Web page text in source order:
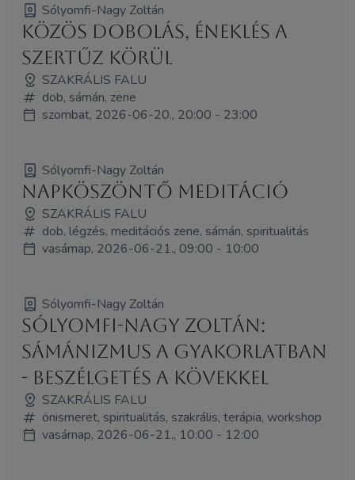
Sólyomfi-Nagy Zoltán
Közös dobolás, éneklés a
Szertűz körül
SZAKRÁLIS FALU
dob, sámán, zene
szombat, 2026-06-20., 20:00 - 23:00
Sólyomfi-Nagy Zoltán
Napköszöntő meditáció
SZAKRÁLIS FALU
dob, légzés, meditációs zene, sámán, spiritualitás
vasárnap, 2026-06-21., 09:00 - 10:00
Sólyomfi-Nagy Zoltán
Sólyomfi-Nagy Zoltán:
sámánizmus a gyakorlatban
- beszélgetés a kövekkel
SZAKRÁLIS FALU
önismeret, spiritualitás, szakrális, terápia, workshop
vasárnap, 2026-06-21., 10:00 - 12:00